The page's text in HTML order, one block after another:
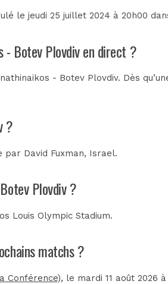
le jeudi 25 juillet 2024 à 20h00
- Botev Plovdiv en direct ?
- Botev Plovdiv. Dès
?
par David Fuxman, Israel.
Plovdiv ?
Louis Olympic Stadium.
matchs ?
Conférence), le mardi 11 août 2026 à